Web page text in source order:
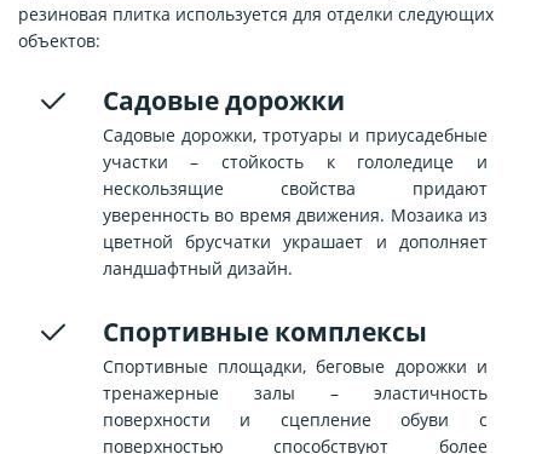
резиновая плитка используется для отделки следующих
объектов:
Садовые дорожки
Садовые дорожки, тротуары и приусадебные
участки – стойкость к гололедице и
нескользящие свойства придают
уверенность во время движения. Мозаика из
цветной брусчатки украшает и дополняет
ландшафтный дизайн.
Спортивные комплексы
Спортивные площадки, беговые дорожки и
тренажерные залы – эластичность
поверхности и сцепление обуви с
поверхностью способствуют более